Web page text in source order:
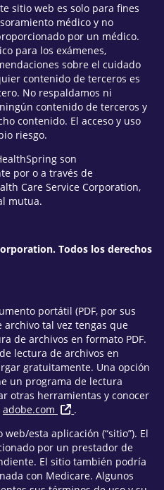
sitio web es solo para fines
médico y no
por un médico.
para los exámenes,
sobre el cuidado
contenido de terceros es
No respaldamos ni
contenido de terceros y
contenido. El acceso y uso
riesgo.
son
por o a través de
Care Service Corporation,
mutua.
Todos los derechos
portátil (PDF, por sus
archivo tal vez tengas que
de archivos en formato PDF.
lectura de archivos en
gratuitamente. Una opción
un programa de lectura
otras herramientas y conocer
adobe.com
.
esta aplicación (“sitio”). El
por un prestador de
El sitio también podría
con Medicare. Algunos